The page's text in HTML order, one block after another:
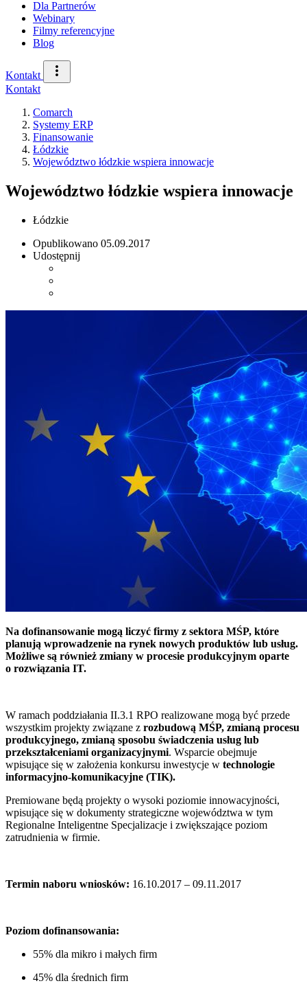
Dla Partnerów
Webinary
Filmy referencyjne
Blog
Kontakt
Kontakt
Comarch
Systemy ERP
Finansowanie
Łódzkie
Województwo łódzkie wspiera innowacje
Województwo łódzkie wspiera innowacje
Łódzkie
Opublikowano 05.09.2017
Udostępnij
Na dofinansowanie mogą liczyć firmy z sektora MŚP, które
planują wprowadzenie na rynek nowych produktów lub usług.
Możliwe są również zmiany w procesie produkcyjnym oparte
o rozwiązania IT.
W ramach poddziałania II.3.1 RPO realizowane mogą być przede
wszystkim projekty związane z rozbudową MŚP, zmianą procesu
produkcyjnego, zmianą sposobu świadczenia usług lub
przekształceniami organizacyjnymi. Wsparcie obejmuje
wpisujące się w założenia konkursu inwestycje w technologie
informacyjno-komunikacyjne (TIK).
Premiowane będą projekty o wysoki poziomie innowacyjności,
wpisujące się w dokumenty strategiczne województwa w tym
Regionalne Inteligentne Specjalizacje i zwiększające poziom
zatrudnienia w firmie.
Termin naboru wniosków: 16.10.2017 – 09.11.2017
Poziom dofinansowania:
55% dla mikro i małych firm
45% dla średnich firm